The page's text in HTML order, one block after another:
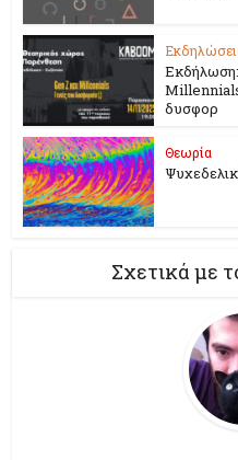
δυσφορ
Θεωρία
Σχετικά με